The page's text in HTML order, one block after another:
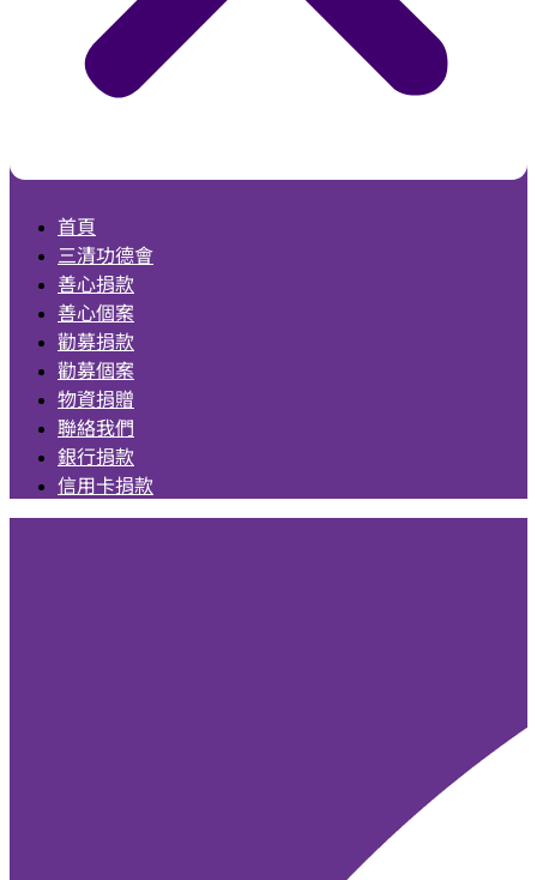
首頁
三清功德會
善心捐款
善心個案
勸募捐款
勸募個案
物資捐贈
聯絡我們
銀行捐款
信用卡捐款